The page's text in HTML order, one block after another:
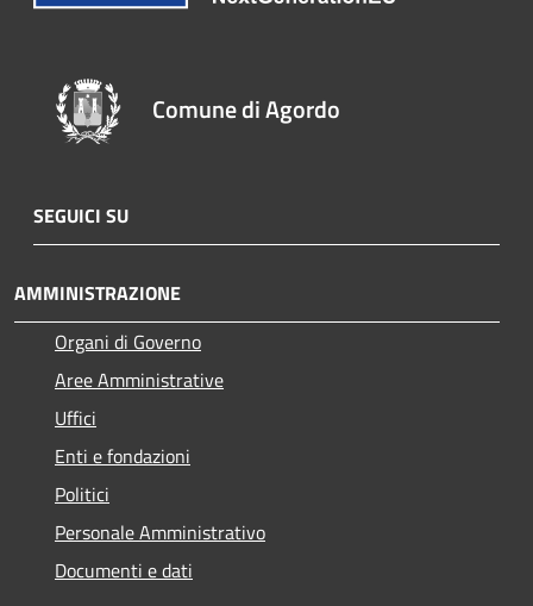
Comune di Agordo
SEGUICI SU
AMMINISTRAZIONE
Organi di Governo
Aree Amministrative
Uffici
Enti e fondazioni
Politici
Personale Amministrativo
Documenti e dati